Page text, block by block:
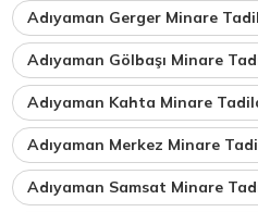
Adıyaman Gerger Minare
Adıyaman Gölbaşı Minare
Adıyaman Kahta Minare
Adıyaman Merkez Minare
Adıyaman Samsat Minare